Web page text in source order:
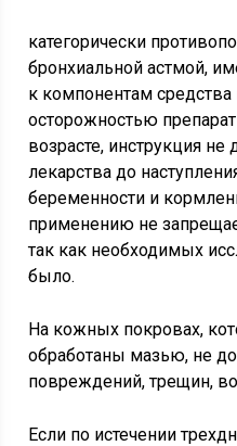
категорически
бронхиальной астмой,
к компонентам
осторожностью
возрасте, инструкция не
лекарства до
беременности и
применению не
так как необходимых
было.
На кожных покровах,
обработаны мазью, не
повреждений, трещин,
Если по истечении